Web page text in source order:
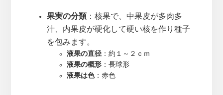
果実の分類 ：核果で、中果皮が多肉多
汁、内果皮が硬化して硬い核を作り種子
を包みます。
液果の直径：約１～２ｃｍ
液果の概形：長球形
液果は色：赤色